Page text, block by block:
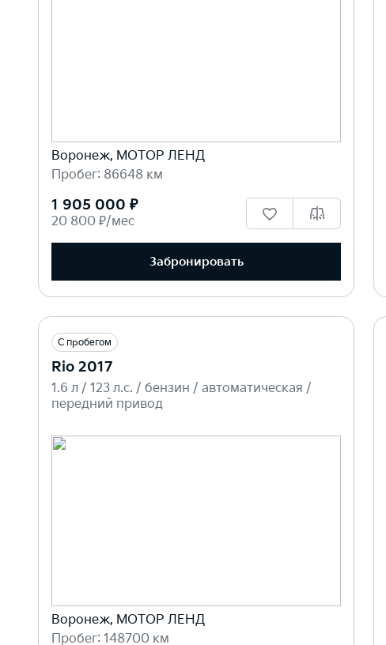
Воронеж, МОТОР ЛЕНД
Пробег: 86648 км
1 905 000 ₽
20 800 ₽/мес
Забронировать
С пробегом
Rio 2017
1.6 л / 123 л.c. / бензин / автоматическая /
передний привод
Воронеж, МОТОР ЛЕНД
Пробег: 148700 км